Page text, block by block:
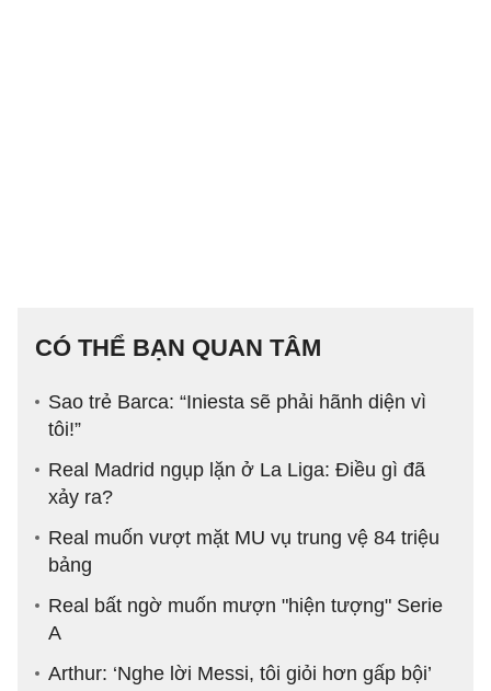
CÓ THỂ BẠN QUAN TÂM
Sao trẻ Barca: “Iniesta sẽ phải hãnh diện vì
tôi!”
Real Madrid ngụp lặn ở La Liga: Điều gì đã
xảy ra?
Real muốn vượt mặt MU vụ trung vệ 84 triệu
bảng
Real bất ngờ muốn mượn "hiện tượng" Serie
A
Arthur: ‘Nghe lời Messi, tôi giỏi hơn gấp bội’